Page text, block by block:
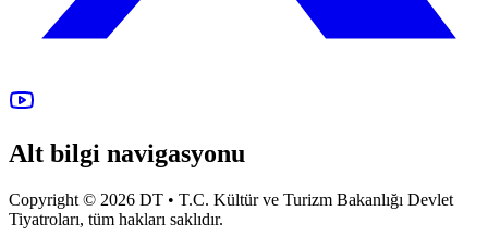
Alt bilgi navigasyonu
Copyright © 2026 DT • T.C. Kültür ve Turizm Bakanlığı Devlet
Tiyatroları, tüm hakları saklıdır.